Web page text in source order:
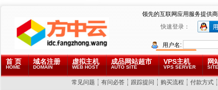
领先的互联网应用服务提供商
快速登录：
用户名:
首 页
HOME
域名注册
DOMAIN
虚拟主机
WEB HOST
成品网站超市
AUTO SITE
VPS主机
VPS SERVER
网
常见问题 有问必答 跟踪提问 购买流程 付款方式